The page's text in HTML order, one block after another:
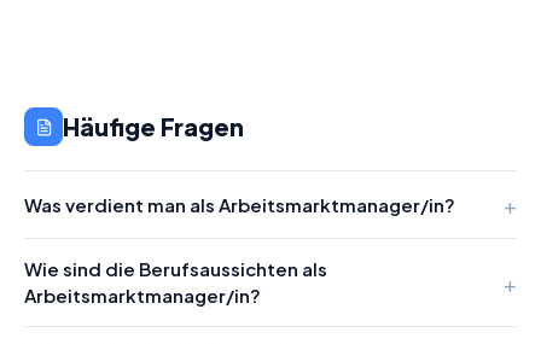
Häufige Fragen
Was verdient man als Arbeitsmarktmanager/in?
Wie sind die Berufsaussichten als
Arbeitsmarktmanager/in?